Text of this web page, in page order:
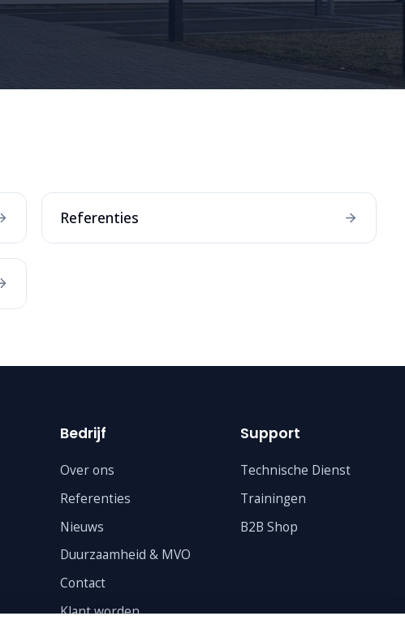
Referenties
Bedrijf
Over ons
Referenties
Nieuws
Duurzaamheid & MVO
Contact
Klant worden
Support
Technische Dienst
Trainingen
B2B Shop